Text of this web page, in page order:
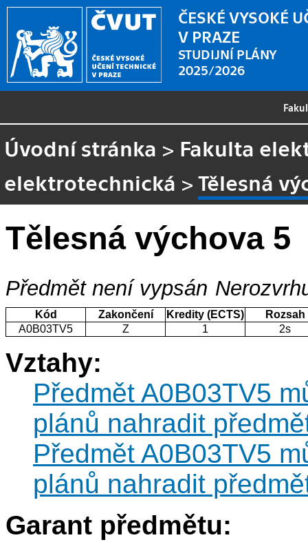
ČESKÉ VYSOKÉ
V PRAZE
STUDIJNÍ PLÁNY
2025/2026
Úvodní stránka > Fakulta
elektrotechnická >Tělesná
Tělesná výchova 5
Předmět není vypsán
Kód Zakončení Kredity (ECTS)
Rozsah
A0B03TV5
Z 1 2s
Vztahy:
Předmět A0B03TV5
plánů nahradit
Předmět A0B03TV5
plánů nahradit
Garant předmětu: